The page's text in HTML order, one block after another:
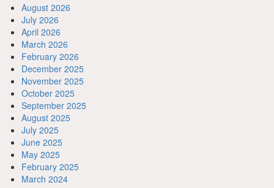
August 2026
July 2026
April 2026
March 2026
February 2026
December 2025
November 2025
October 2025
September 2025
August 2025
July 2025
June 2025
May 2025
February 2025
March 2024